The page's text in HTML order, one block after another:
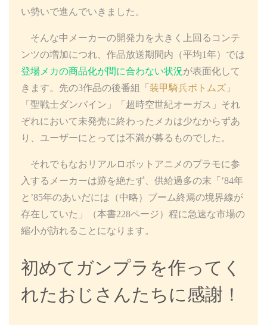
い勢いで進んでいきました。
そんな中メーカーの開発力を大きく上回るコンテ
ンツの増加につれ、作品放送期間内（平均1年）では
登場メカの商品化が間に合わない状況が表面化して
きます。先の3作品の後番組「 装甲騎兵ボトムズ 」
「聖戦士ダンバイン」「超時空世紀オーガス」それ
ぞれにおいて未発売に終わったメカは少なからずあ
り、ユーザーにとっては不満が募るものでした。
それでもなおリアルロボットアニメのプラモに参
入するメーカーは跡を絶たず、供給過多の末「’84年
と’85年のあいだには（中略）ブーム終焉の境界線が
存在していた」（本書228ページ）程に急速な市場の
縮小が訪れることになります。
初めてガンプラを作ってく
れたおじさんたちに感謝！